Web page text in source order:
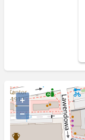
+
−